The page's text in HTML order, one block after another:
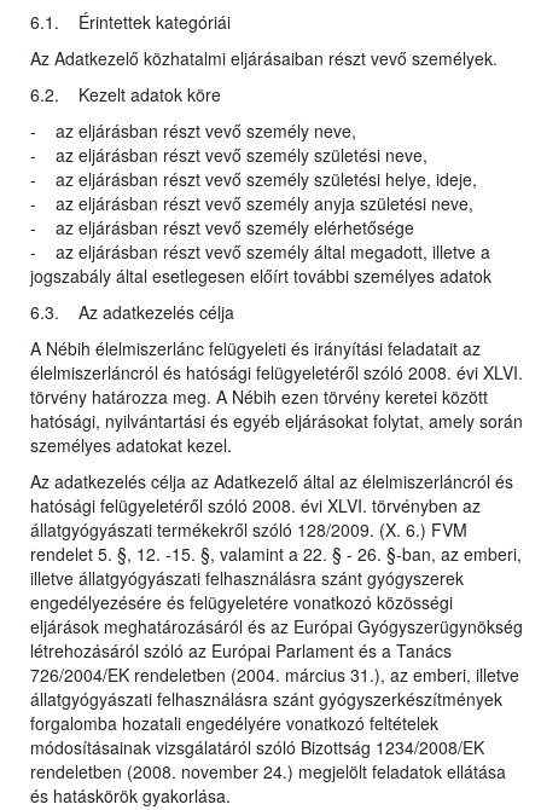
6.1. Érintettek kategóriái
Az Adatkezelő közhatalmi eljárásaiban részt vevő személyek.
6.2. Kezelt adatok köre
- az eljárásban részt vevő személy neve,
- az eljárásban részt vevő személy születési neve,
- az eljárásban részt vevő személy születési helye, ideje,
- az eljárásban részt vevő személy anyja születési neve,
- az eljárásban részt vevő személy elérhetősége
- az eljárásban részt vevő személy által megadott, illetve a
jogszabály által esetlegesen előírt további személyes adatok
6.3. Az adatkezelés célja
A Nébih élelmiszerlánc felügyeleti és irányítási feladatait az
élelmiszerláncról és hatósági felügyeletéről szóló 2008. évi XLVI.
törvény határozza meg. A Nébih ezen törvény keretei között
hatósági, nyilvántartási és egyéb eljárásokat folytat, amely során
személyes adatokat kezel.
Az adatkezelés célja az Adatkezelő által az élelmiszerláncról és
hatósági felügyeletéről szóló 2008. évi XLVI. törvényben az
állatgyógyászati termékekről szóló 128/2009. (X. 6.) FVM
rendelet 5. §, 12. -15. §, valamint a 22. § - 26. §-ban, az emberi,
illetve állatgyógyászati felhasználásra szánt gyógyszerek
engedélyezésére és felügyeletére vonatkozó közösségi
eljárások meghatározásáról és az Európai Gyógyszerügynökség
létrehozásáról szóló az Európai Parlament és a Tanács
726/2004/EK rendeletben (2004. március 31.), az emberi, illetve
állatgyógyászati felhasználásra szánt gyógyszerkészítmények
forgalomba hozatali engedélyére vonatkozó feltételek
módosításainak vizsgálatáról szóló Bizottság 1234/2008/EK
rendeletben (2008. november 24.) megjelölt feladatok ellátása
és hatáskörök gyakorlása.